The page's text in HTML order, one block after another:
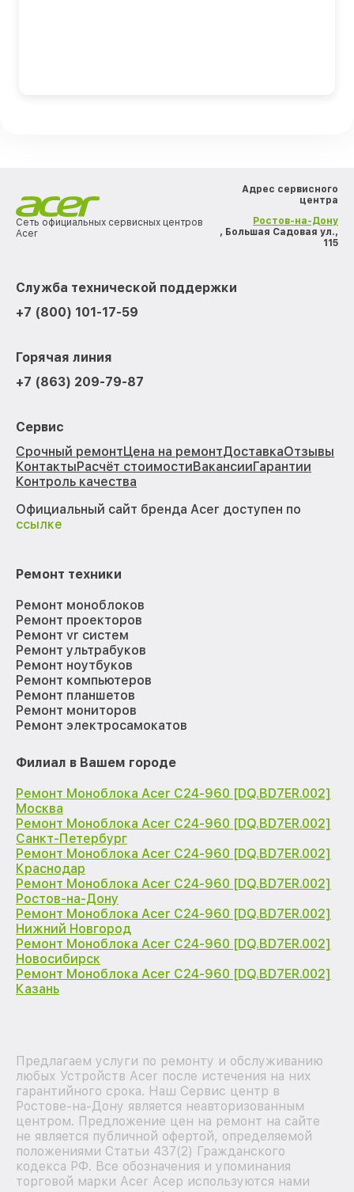
Сеть официальных сервисных центров
Acer
Адрес сервисного
центра
Ростов-на-Дону
, Большая Садовая ул.,
115
Служба технической поддержки
+7 (800) 101-17-59
Горячая линия
+7 (863) 209-79-87
Сервис
Срочный ремонтЦена на ремонтДоставкаОтзывы
КонтактыРасчёт стоимостиВакансииГарантии
Контроль качества
Официальный сайт бренда Acer доступен по
ссылке
Ремонт техники
Ремонт моноблоков
Ремонт проекторов
Ремонт vr систем
Ремонт ультрабуков
Ремонт ноутбуков
Ремонт компьютеров
Ремонт планшетов
Ремонт мониторов
Ремонт электросамокатов
Филиал в Вашем городе
Ремонт Моноблока Acer C24-960 [DQ.BD7ER.002]
Москва
Ремонт Моноблока Acer C24-960 [DQ.BD7ER.002]
Санкт-Петербург
Ремонт Моноблока Acer C24-960 [DQ.BD7ER.002]
Краснодар
Ремонт Моноблока Acer C24-960 [DQ.BD7ER.002]
Ростов-на-Дону
Ремонт Моноблока Acer C24-960 [DQ.BD7ER.002]
Нижний Новгород
Ремонт Моноблока Acer C24-960 [DQ.BD7ER.002]
Новосибирск
Ремонт Моноблока Acer C24-960 [DQ.BD7ER.002]
Казань
Предлагаем услуги по ремонту и обслуживанию
любых Устройств Acer после истечения на них
гарантийного срока. Наш Сервис центр в
Ростове-на-Дону является неавторизованным
центром. Предложение цен на ремонт на сайте
не является публичной офертой, определяемой
положениями Статьи 437(2) Гражданского
кодекса РФ. Все обозначения и упоминания
торговой марки Acer Асер используются нами